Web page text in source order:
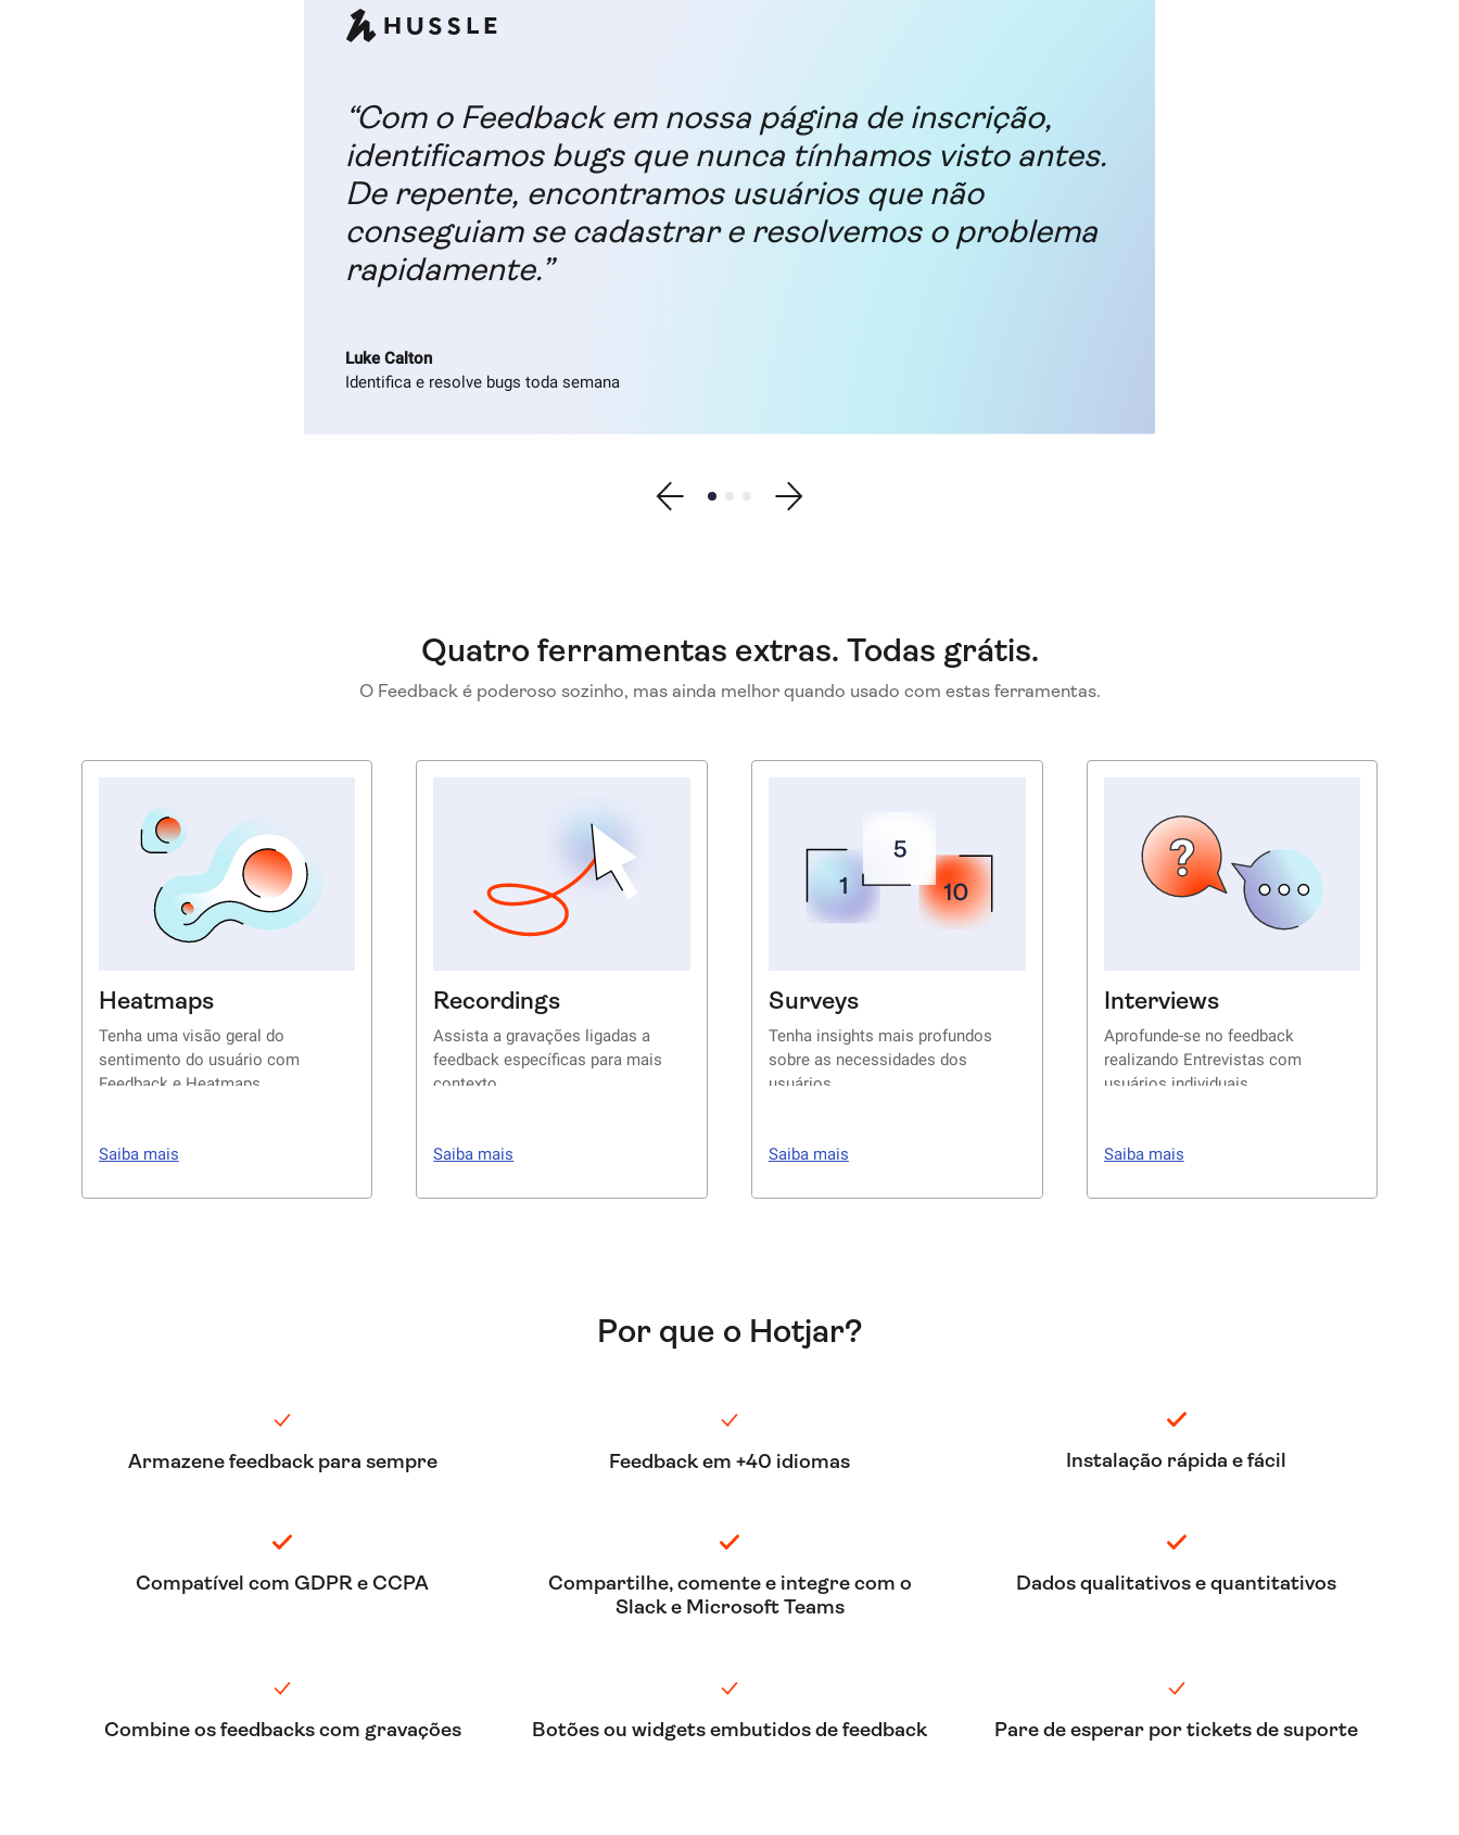
“Com o Feedback em nossa página de inscrição,
identificamos bugs que nunca tínhamos visto antes.
De repente, encontramos usuários que não
conseguiam se cadastrar e resolvemos o problema
rapidamente.”
Luke Calton
Identifica e resolve bugs toda semana
Show previous testimonial
Show testimonial 1
Show testimonial 2
Show testimonial 3
Show next testimonial
Quatro ferramentas extras. Todas grátis.
O Feedback é poderoso sozinho, mas ainda melhor quando usado com estas ferramentas.
Heatmaps
Tenha uma visão geral do
sentimento do usuário com
Feedback e Heatmaps
Saiba mais
Recordings
Assista a gravações ligadas a
feedback específicas para mais
contexto
Saiba mais
Surveys
Tenha insights mais profundos
sobre as necessidades dos
usuários
Saiba mais
Interviews
Aprofunde-se no feedback
realizando Entrevistas com
usuários individuais
Saiba mais
Por que o Hotjar?
Armazene feedback para sempre Feedback em +40 idiomas Instalação rápida e fácil
Compatível com GDPR e CCPA
Compartilhe, comente e integre com o
Slack e Microsoft Teams
Dados qualitativos e quantitativos
Combine os feedbacks com gravações Botões ou widgets embutidos de feedback Pare de esperar por tickets de suporte